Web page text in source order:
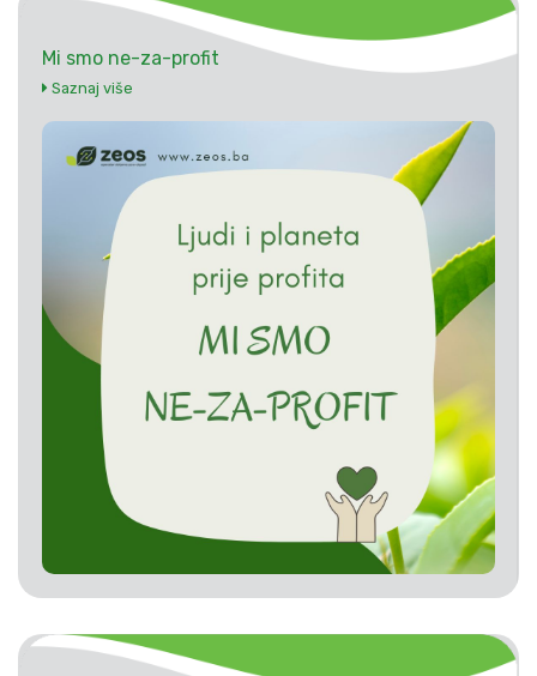
Mi smo ne-za-profit
Saznaj više